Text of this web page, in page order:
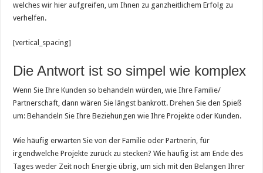
welches wir hier aufgreifen, um Ihnen zu ganzheitlichem Erfolg zu
verhelfen.
[vertical_spacing]
Die Antwort ist so simpel wie komplex
Wenn Sie Ihre Kunden so behandeln würden, wie Ihre Familie/
Partnerschaft, dann wären Sie längst bankrott. Drehen Sie den Spieß
um: Behandeln Sie Ihre Beziehungen wie Ihre Projekte oder Kunden.
Wie häufig erwarten Sie von der Familie oder Partnerin, für
irgendwelche Projekte zurück zu stecken? Wie häufig ist am Ende des
Tages weder Zeit noch Energie übrig, um sich mit den Belangen Ihrer